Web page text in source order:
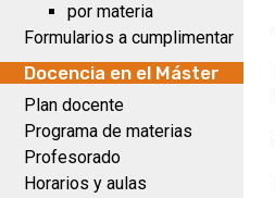
por materia
Formularios a cumplimentar
Docencia en el Máster
Plan docente
Programa de materias
Profesorado
Horarios y aulas